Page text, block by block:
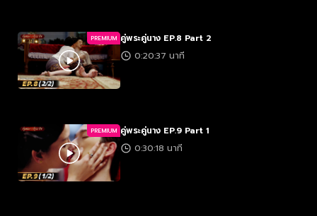
PREMIUM คู่พระคู่นาง EP.8 Part 2
0:20:37 นาที
PREMIUM คู่พระคู่นาง EP.9 Part 1
0:30:18 นาที